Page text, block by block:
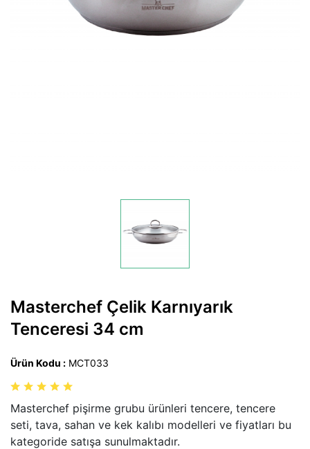
Masterchef Çelik Karnıyarık
Tenceresi 34 cm
Ürün Kodu : MCT033
Masterchef pişirme grubu ürünleri tencere, tencere
seti, tava, sahan ve kek kalıbı modelleri ve fiyatları bu
kategoride satışa sunulmaktadır.